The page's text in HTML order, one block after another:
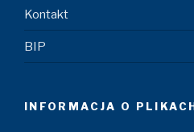
Kontakt
BIP
INFORMACJA O